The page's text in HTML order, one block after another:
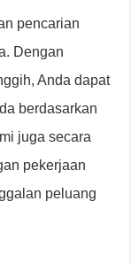
pencarian
Dengan
Anda dapat
berdasarkan
juga secara
pekerjaan
peluang